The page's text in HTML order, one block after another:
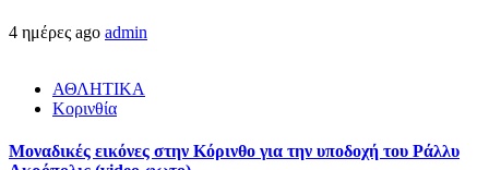
4 ημέρες ago admin
ΑΘΛΗΤΙΚΑ
Κορινθία
Μοναδικές εικόνες στην Κόρινθο για την υποδοχή του Ράλλυ